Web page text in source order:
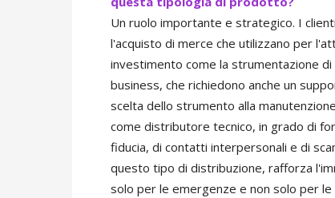
Un ruolo importante e strategico. I
l'acquisto di merce che utilizzano per
investimento come la strumentazione
business, che richiedono anche un
scelta dello strumento alla
come distributore tecnico, in grado di
fiducia, di contatti interpersonali e di
questo tipo di distribuzione, rafforza
solo per le emergenze e non solo per